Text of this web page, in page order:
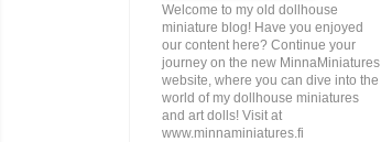
Welcome to my old dollhouse
miniature blog! Have you enjoyed
our content here? Continue your
journey on the new MinnaMiniatures
website, where you can dive into the
world of my dollhouse miniatures
and art dolls! Visit at
www.minnaminiatures.fi